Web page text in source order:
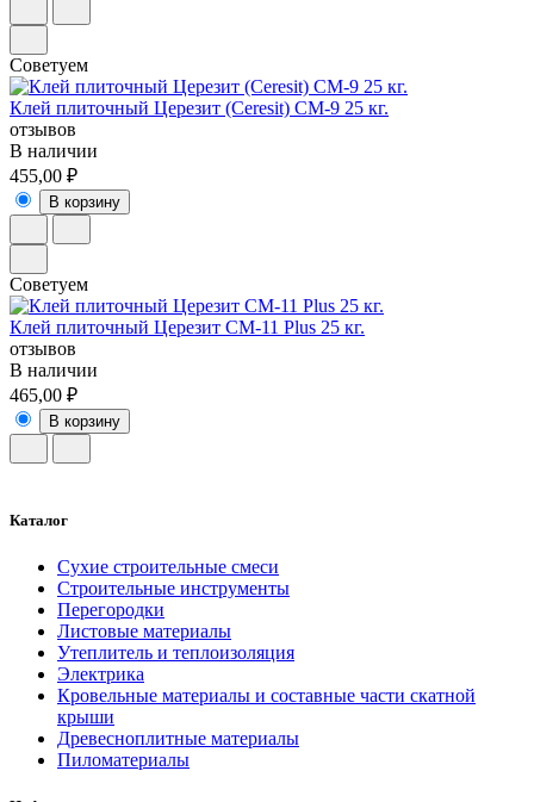
Советуем
Клей плиточный Церезит (Ceresit) СМ-9 25 кг.
отзывов
В наличии
455,00 ₽
В корзину
Советуем
Клей плиточный Церезит CM-11 Plus 25 кг.
отзывов
В наличии
465,00 ₽
В корзину
Каталог
Сухие строительные смеси
Строительные инструменты
Перегородки
Листовые материалы
Утеплитель и теплоизоляция
Электрика
Кровельные материалы и составные части скатной
крыши
Древесноплитные материалы
Пиломатериалы